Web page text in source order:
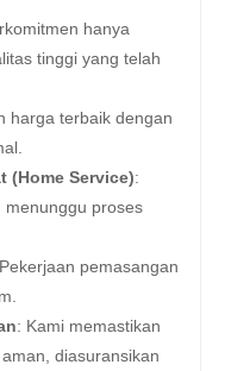
hanya
tinggi yang telah
harga terbaik dengan
(Home Service):
menunggu proses
pemasangan
: Kami memastikan
diasuransikan